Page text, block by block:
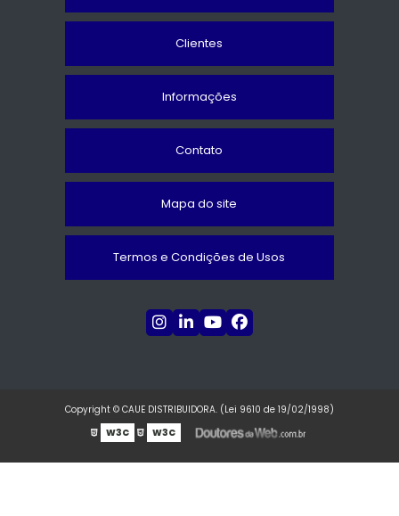
Clientes
Informações
Contato
Mapa do site
Termos e Condições de Usos
Copyright © CAUE DISTRIBUIDORA. (Lei 9610 de 19/02/1998)
W3C
W3C